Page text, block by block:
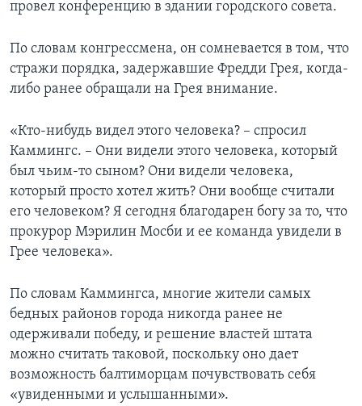
провел конференцию в здании городского совета.
По словам конгрессмена, он сомневается в том, что
стражи порядка, задержавшие Фредди Грея, когда-
либо ранее обращали на Грея внимание.
«Кто-нибудь видел этого человека? – спросил
Каммингс. – Они видели этого человека, который
был чьим-то сыном? Они видели человека,
который просто хотел жить? Они вообще считали
его человеком? Я сегодня благодарен богу за то, что
прокурор Мэрилин Мосби и ее команда увидели в
Грее человека».
По словам Каммингса, многие жители самых
бедных районов города никогда ранее не
одерживали победу, и решение властей штата
можно считать таковой, поскольку оно дает
возможность балтиморцам почувствовать себя
«увиденными и услышанными».